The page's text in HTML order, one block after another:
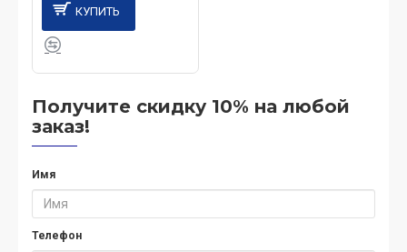
КУПИТЬ
Получите скидку 10% на любой
заказ!
Имя
Телефон